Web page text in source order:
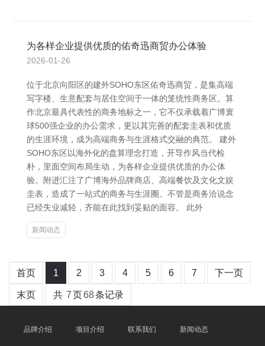
为各样企业提供优质的佑奇迅商贸办公体验
2026-01-26
位于北京向阳区的建外SOHO东区佑奇迅商贸，是集高端
写字楼、生意配套与居住空间于一体的笼统性商务区。算
作北京最具代表性的商务地标之一，它不仅承载着广博寰
球500强企业的办公需求，更以其完善的配套圭表和优质
的生涯环境，成为高端商务与生涯格式交融的典范。 建外
SOHO东区以海外化的盘算理念打造，开导作风当代检
朴，里面空间布局生动，为各样企业提供优质的办公体
验。附进汇注了广博海外品牌商店、高端餐饮及文化文娱
圭表，造成了一站式的商务与生涯圈。不管是商务洽说念
已经失业减轻，齐能在此找到妥贴的面容。 此外
新闻动态
首页 1 2 3 4 5 6 7 下一页
末页 共 7页68条记录
品牌介绍 项目介绍 联系我们 新闻动态